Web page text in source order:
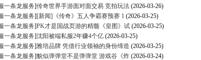
一条龙服务]传奇世界手游面对面交易 竞拍玩法 (2026-03-26)
一条龙服务][新闻]《传奇》五人争霸赛预赛 1 (2026-03-25)
一条龙服务]PK才是国战页游的精髓《皇图》试 (2026-03-25)
一条龙服务]沈阳被端私服2年赚4个亿 (2026-03-25)
一条龙服务]雅培品牌 凭借行业领袖的身份缔造 (2026-03-25)
一条龙服务]貌似弹弹堂不是弹弹堂 游戏谷《炸 (2026-03-24)